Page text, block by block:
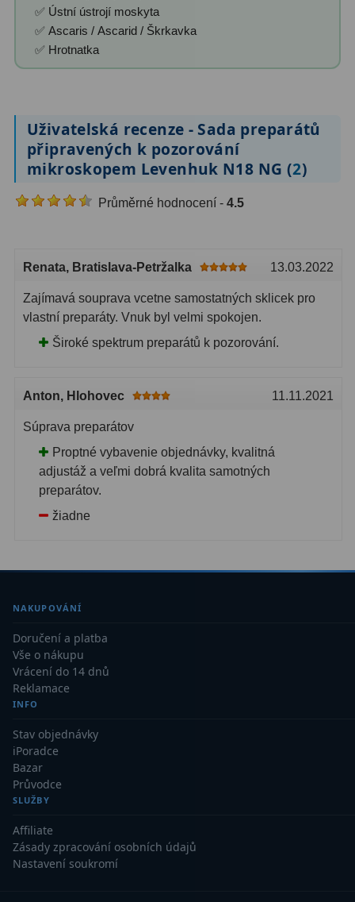
Zrcátka a hranoly61
Diagonální zrcátka
Amici hranoly 45°
Amici hranoly 90°7
AstroFoto 306
Deep-Sky kamery28
Guiding kamery14
T-kroužky 16
Adaptéry T239
Adaptéry M4833
Filtry L-RGB
Filtry IR-Pass6
Rovnače a reduktory
Pointace
Zaostřovací masky
Rotátory
Komponenty
Helical výtahy11
✅ Ústní ústrojí moskyta
✅ Ascaris / Ascarid / Škrkavka
✅ Hrotnatka
Uživatelská recenze - Sada preparátů
připravených k pozorování
mikroskopem Levenhuk N18 NG (2)
Průměrné hodnocení - 4.5
Renata, Bratislava-Petržalka 13.03.2022
Zajímavá souprava vcetne samostatných sklicek pro
vlastní preparáty. Vnuk byl velmi spokojen.
Široké spektrum preparátů k pozorování.
Anton, Hlohovec 11.11.2021
Súprava preparátov
Proptné vybavenie objednávky, kvalitná
adjustáž a veľmi dobrá kvalita samotných
preparátov.
žiadne
NAKUPOVÁNÍ
Doručení a platba
Vše o nákupu
Vrácení do 14 dnů
Reklamace
INFO
Stav objednávky
iPoradce
Bazar
Průvodce
SLUŽBY
Affiliate
Zásady zpracování osobních údajů
Nastavení soukromí